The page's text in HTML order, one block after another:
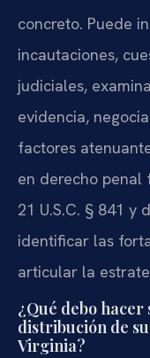
concreto. Puede
incautaciones,
judiciales,
evidencia,
factores
en derecho penal
21 U.S.C. § 841 y
identificar las
articular la
¿Qué debo
distribución de
Virginia?